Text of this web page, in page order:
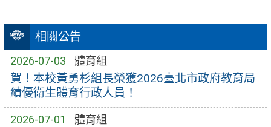
相關公告
2026-07-03 體育組
賀！本校黃勇杉組長榮獲2026臺北市政府教育局
績優衛生體育行政人員！
2026-07-01 體育組